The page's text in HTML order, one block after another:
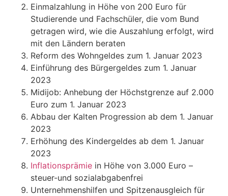
Einmalzahlung in Höhe von 200 Euro für
Studierende und Fachschüler, die vom Bund
getragen wird, wie die Auszahlung erfolgt, wird
mit den Ländern beraten
Reform des Wohngeldes zum 1. Januar 2023
Einführung des Bürgergeldes zum 1. Januar
2023
Midijob: Anhebung der Höchstgrenze auf 2.000
Euro zum 1. Januar 2023
Abbau der Kalten Progression ab dem 1. Januar
2023
Erhöhung des Kindergeldes ab dem 1. Januar
2023
Inflationsprämie in Höhe von 3.000 Euro –
steuer-und sozialabgabenfrei
Unternehmenshilfen und Spitzenausgleich für